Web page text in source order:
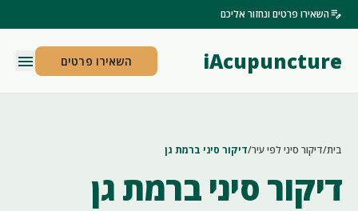
edit_noteהשאירו פרטים ונחזור אליכם
iAcupuncture השאירו פרטים menu
בית/דיקור סיני לפי עיר/דיקור סיני ברמת גן
דיקור סיני ברמת גן